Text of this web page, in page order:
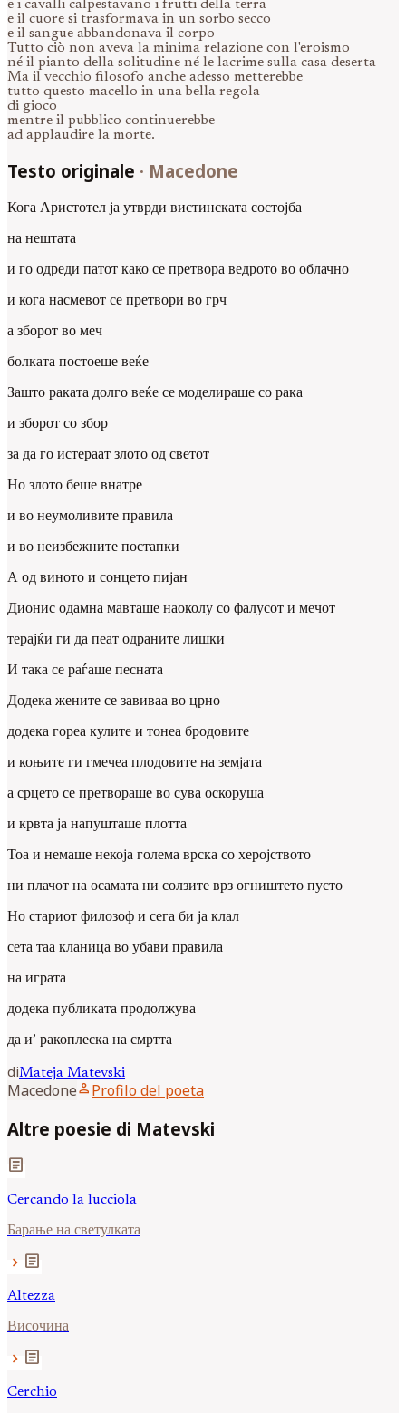
e i cavalli calpestavano i frutti della terra
e il cuore si trasformava in un sorbo secco
e il sangue abbandonava il corpo
Tutto ciò non aveva la minima relazione con l'eroismo
né il pianto della solitudine né le lacrime sulla casa deserta
Ma il vecchio filosofo anche adesso metterebbe
tutto questo macello in una bella regola
di gioco
mentre il pubblico continuerebbe
ad applaudire la morte.
Testo originale · Macedone
Кога Аристотел ја утврди вистинската состојба
на нештата
и го одреди патот како се претвора ведрото во облачно
и кога насмевот се претвори во грч
а зборот во меч
болката постоеше веќе
Зашто раката долго веќе се моделираше со рака
и зборот со збор
за да го истераат злото од светот
Но злото беше внатре
и во неумоливите правила
и во неизбежните постапки
А од виното и сонцето пијан
Дионис одамна мавташе наоколу со фалусот и мечот
терајќи ги да пеат одраните лишки
И така се раѓаше песната
Додека жените се завиваа во црно
додека гореа кулите и тонеа бродовите
и коњите ги гмечеа плодовите на земјата
а срцето се претвораше во сува оскоруша
и крвта ја напушташе плотта
Тоа и немаше некоја голема врска со херојството
ни плачот на осамата ни солзите врз огништето пусто
Но стариот филозоф и сега би ја клал
сета таа кланица во убави правила
на играта
додека публиката продолжува
да и’ ракоплеска на смртта
diMateja Matevski
Macedoneperson Profilo del poeta
Altre poesie di Matevski
article
Cercando la lucciola
Барање на светулката
chevron_right article
Altezza
Височина
chevron_right article
Cerchio